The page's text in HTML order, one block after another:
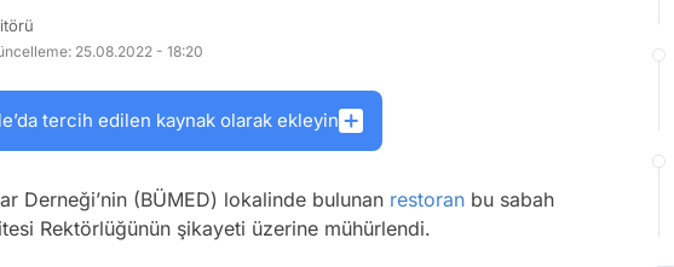
25.08.2022 - 18:20
tercih edilen kaynak olarak ekleyin
Derneği’nin (BÜMED) lokalinde bulunan restoran bu sabah
Rektörlüğünün şikayeti üzerine mühürlendi.